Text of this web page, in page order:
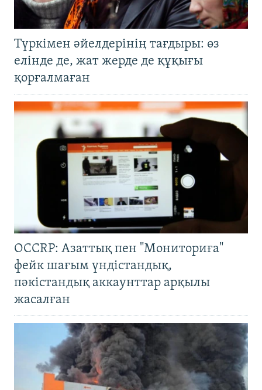
Түркімен әйелдерінің тағдыры: өз
елінде де, жат жерде де құқығы
қорғалмаған
OCCRP: Азаттық пен "Мониториға"
фейк шағым үндістандық,
пәкістандық аккаунттар арқылы
жасалған